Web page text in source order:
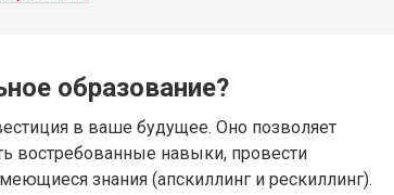
образование?
в ваше будущее. Оно позволяет
востребованные навыки, провести
знания (апскиллинг и рескиллинг).